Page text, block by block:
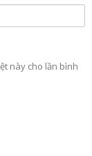
này cho lần bình